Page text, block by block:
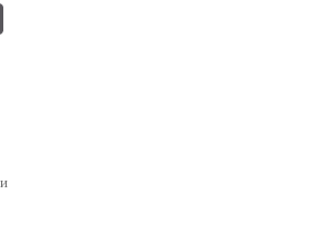
эффективности, например, среднее время
и общего рейтинга ESAT (ESAT).
обслуживанию может определить
уровнем внедрения или высоким